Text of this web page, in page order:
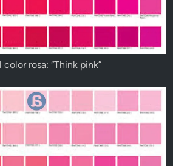
rosa: “Think pink”